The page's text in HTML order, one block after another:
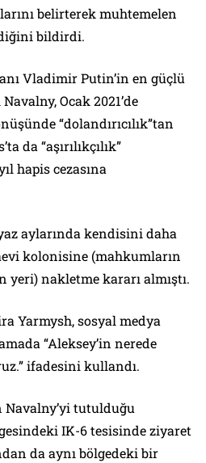
belirterek muhtemelen
bildirdi.
Vladimir Putin’in en güçlü
Ocak 2021’de
“dolandırıcılık”tan
da “aşırılıkçılık”
hapis cezasına
aylarında kendisini daha
kolonisine (mahkumların
nakletme kararı almıştı.
Yarmysh, sosyal medya
“Aleksey’in nerede
ifadesini kullandı.
Navalny’yi tutulduğu
IK-6 tesisinde ziyaret
da aynı bölgedeki bir